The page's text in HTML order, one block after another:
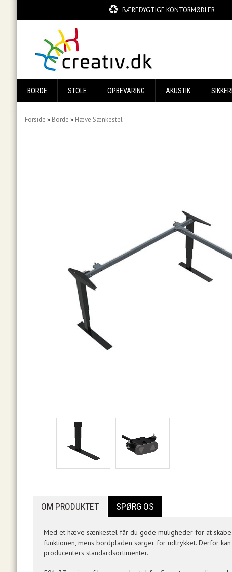
BÆREDYGTIGE KONTORMØBLER
BORDE STOLE OPBEVARING AKUSTIK
Forside » Borde » Hæve Sænkestel
OM PRODUKTET SPØRG OS
Med et hæve sænkestel får du gode muligheder for at
funktionen, mens bordpladen sørger for udtrykket. Derfor
producenters standardsortimenter.